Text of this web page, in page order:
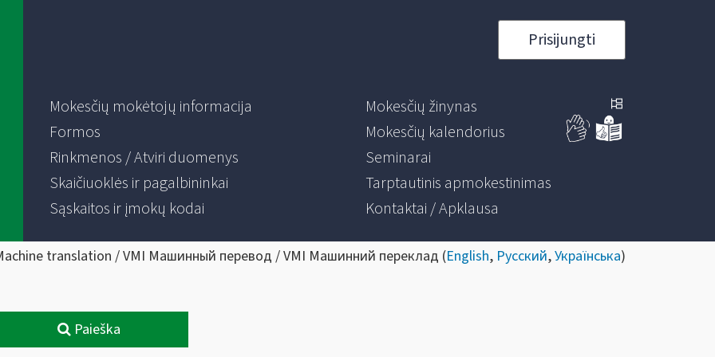
Prisijungti
Mokesčių mokėtojų informacija
Formos
Rinkmenos / Atviri duomenys
Skaičiuoklės ir pagalbininkai
Sąskaitos ir įmokų kodai
Mokesčių žinynas
Mokesčių kalendorius
Seminarai
Tarptautinis apmokestinimas
Kontaktai / Apklausa
translation / VMI Машинный перевод / VMI Машинний переклад (English, Русский,Українська)
Paieška